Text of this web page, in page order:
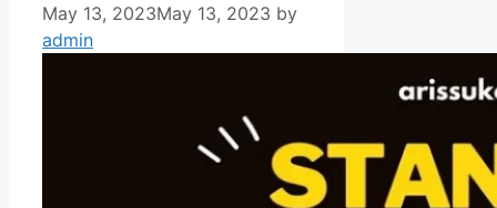
May 13, 2023May 13, 2023 by
admin